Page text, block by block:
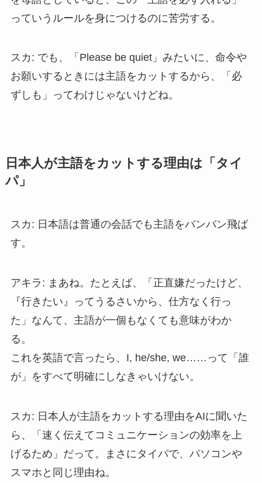
っていうルールを身につけるのに苦労する。
スカ: でも、「Please be quiet」みたいに、命令や
お願いするときには主語をカットするから、「必
ずしも」ってわけじゃないけどね。
日本人が主語をカットする理由は「タイ
パ」
スカ: 日本語は普通の会話でも主語をバンバン飛ば
す。
アキラ: まあね。たとえば、「正直嫌だったけど、
『行きたい』ってうるさいから、仕方なく行っ
た」なんて、主語が一個もなくても意味がわか
る。
これを英語で言ったら、I, he/she, we……って「誰
が」をすべて明確にしなきゃいけない。
スカ: 日本人が主語をカットする理由をAIに聞いた
ら、「速く伝えてコミュニケーションの効率を上
げるため」だって。まさにタイパで、パソコンや
スマホと同じ理由ね。